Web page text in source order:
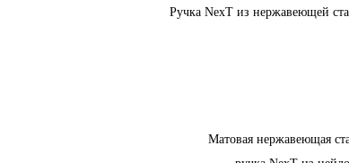
Ручка NexT из нержавеющей
Матовая нержавеющая